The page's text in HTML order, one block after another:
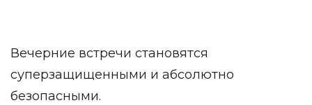
Вечерние встречи становятся
суперзащищенными и абсолютно
безопасными.